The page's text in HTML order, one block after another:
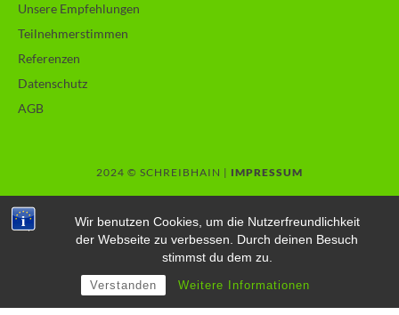
Wir benutzen Cookies, um die Nutzerfreundlichkeit
der Webseite zu verbessen. Durch deinen Besuch
stimmst du dem zu.
Verstanden Weitere Informationen
Unsere Empfehlungen
Teilnehmerstimmen
Referenzen
Datenschutz
AGB
2024 © SCHREIBHAIN | IMPRESSUM
SCHREIBHAIN
AUTORENSCHULE BERLIN